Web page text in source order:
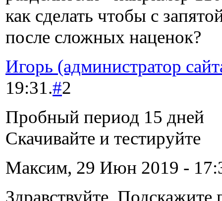
как сделать чтобы с
после сложных наценок?
Игорь (администратор
19:31.#2
Пробный период 15 дней
Скачивайте и тестируйте
Максим, 29 Июн 2019 -
Здравствуйте. Подскажите